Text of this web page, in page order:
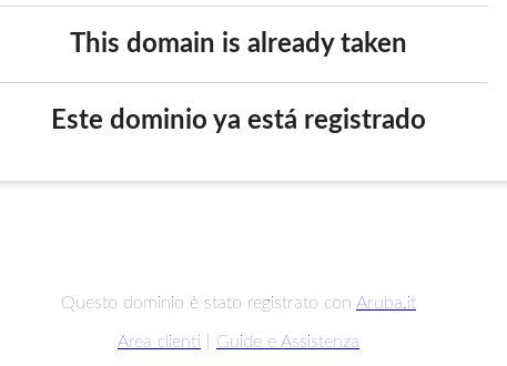
This domain is already taken
Este dominio ya está registrado
Questo dominio è stato registrato con Aruba.it
Area clienti Guide e Assistenza